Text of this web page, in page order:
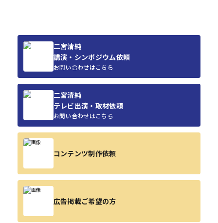
二宮清純
講演・シンポジウム依頼
お問い合わせはこちら
二宮清純
テレビ出演・取材依頼
お問い合わせはこちら
コンテンツ制作依頼
広告掲載ご希望の方